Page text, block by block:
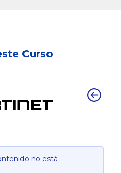
Curso
no está